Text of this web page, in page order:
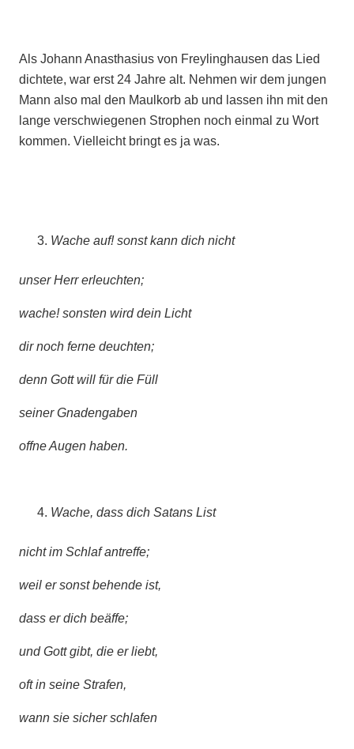
Als Johann Anasthasius von Freylinghausen das Lied
dichtete, war erst 24 Jahre alt. Nehmen wir dem jungen
Mann also mal den Maulkorb ab und lassen ihn mit den
lange verschwiegenen Strophen noch einmal zu Wort
kommen. Vielleicht bringt es ja was.
Wache auf! sonst kann dich nicht
unser Herr erleuchten;
wache! sonsten wird dein Licht
dir noch ferne deuchten;
denn Gott will für die Füll
seiner Gnadengaben
offne Augen haben.
Wache, dass dich Satans List
nicht im Schlaf antreffe;
weil er sonst behende ist,
dass er dich beäffe;
und Gott gibt, die er liebt,
oft in seine Strafen,
wann sie sicher schlafen